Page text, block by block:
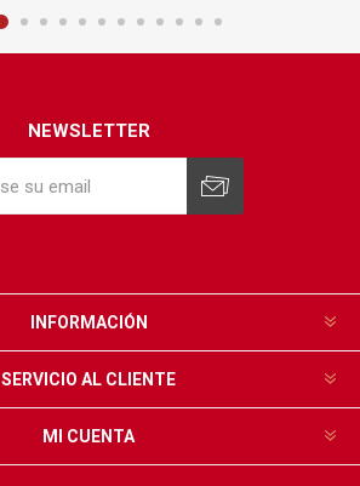
NEWSLETTER
INFORMACIÓN
SERVICIO AL CLIENTE
MI CUENTA